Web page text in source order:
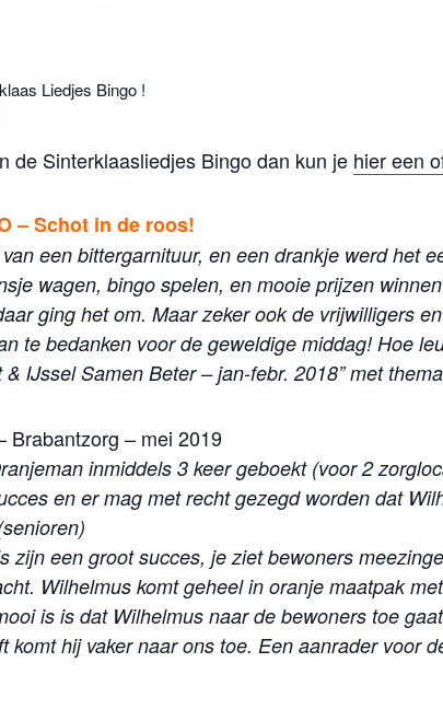
Liedjes Bingo !
de Sinterklaasliedjes Bingo dan kun je hier een
– Schot in de roos!
een bittergarnituur, en een drankje werd het
wagen, bingo spelen, en mooie prijzen
ging het om. Maar zeker ook de vrijwilligers
te bedanken voor de geweldige middag! Hoe
IJssel Samen Beter – jan-febr. 2018” met
Brabantzorg – mei 2019
inmiddels 3 keer geboekt (voor 2
en er mag met recht gezegd worden dat
zijn een groot succes, je ziet bewoners
Wilhelmus komt geheel in oranje maatpak
is is dat Wilhelmus naar de bewoners toe
komt hij vaker naar ons toe. Een aanrader voor